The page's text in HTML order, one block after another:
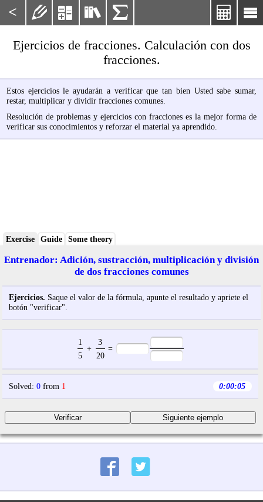
< 

   
Ejercicios de fracciones. Calculación con dos
fracciones.
Estos ejercicios le ayudarán a verificar que tan bien Usted sabe sumar,
restar, multiplicar y dividir fracciones comunes.
Resolución de problemas y ejercicios con fracciones es la mejor forma de
verificar sus conocimientos y reforzar el material ya aprendido.
Exercise Guide Some theory
Entrenador: Adición, sustracción, multiplicación y división
de dos fracciones comunes
Ejercicios. Saque el valor de la fórmula, apunte el resultado y apriete el
botón "verificar".
1
+
3
=
5 20
Solved: 0from 1 0:00:05